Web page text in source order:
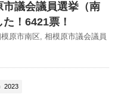
議会議員選挙（南
！6421票！
原市南区, 相模原市議会議員
2023